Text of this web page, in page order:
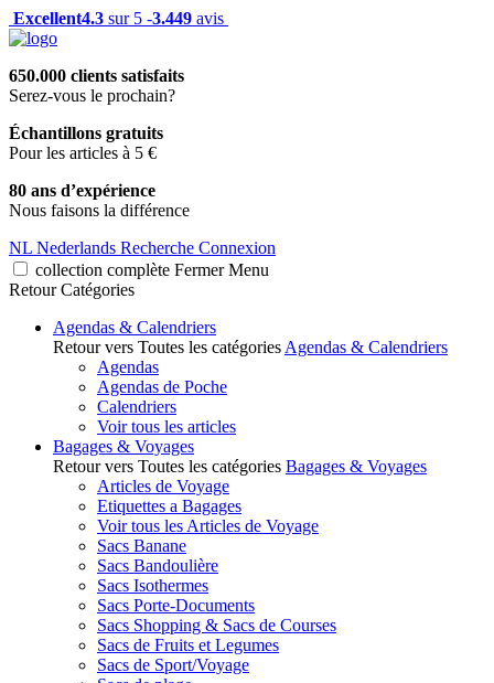
Excellent4.3 sur 5 -3.449 avis
650.000 clients satisfaits
Serez-vous le prochain?
Échantillons gratuits
Pour les articles à 5 €
80 ans d’expérience
Nous faisons la différence
NL Nederlands Recherche Connexion
collection complète Fermer Menu
Retour Catégories
Agendas & Calendriers
Retour vers Toutes les catégories Agendas & Calendriers
Agendas
Agendas de Poche
Calendriers
Voir tous les articles
Bagages & Voyages
Retour vers Toutes les catégories Bagages & Voyages
Articles de Voyage
Etiquettes a Bagages
Voir tous les Articles de Voyage
Sacs Banane
Sacs Bandoulière
Sacs Isothermes
Sacs Porte-Documents
Sacs Shopping & Sacs de Courses
Sacs de Fruits et Legumes
Sacs de Sport/Voyage